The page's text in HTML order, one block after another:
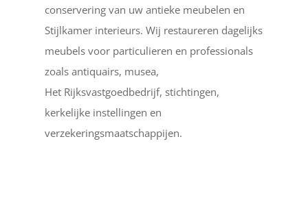
conservering van uw antieke meubelen en
Stijlkamer interieurs. Wij restaureren dagelijks
meubels voor particulieren en professionals
zoals antiquairs, musea,
Het Rijksvastgoedbedrijf, stichtingen,
kerkelijke instellingen en
verzekeringsmaatschappijen.